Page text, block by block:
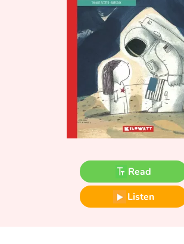
Tales and classics in french
Fable, myth, literature and poetry
Princesses and princes, kings, queens
Ogres, monsters and witches
Ecology, nature, seasons
Read
Listen